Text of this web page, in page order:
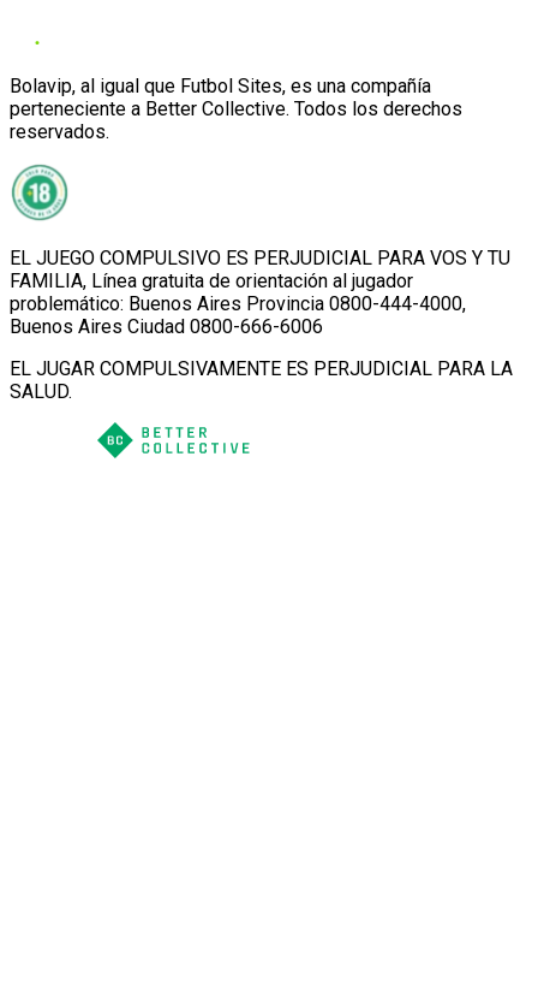
Bolavip, al igual que Futbol Sites, es una compañía
perteneciente a Better Collective. Todos los derechos
reservados.
EL JUEGO COMPULSIVO ES PERJUDICIAL PARA VOS Y TU
FAMILIA, Línea gratuita de orientación al jugador
problemático: Buenos Aires Provincia 0800-444-4000,
Buenos Aires Ciudad 0800-666-6006
EL JUGAR COMPULSIVAMENTE ES PERJUDICIAL PARA LA
SALUD.